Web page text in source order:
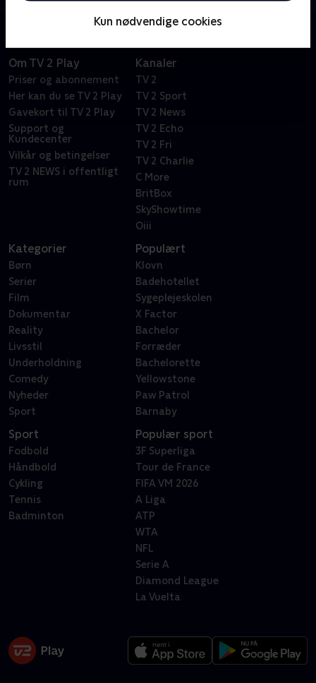
Kun nødvendige cookies
Om TV 2 Play
Priser og abonnement
Her kan du se TV 2 Play
Gavekort til TV 2 Play
Support og
Kundecenter
Vilkår og betingelser
TV 2 NEWS i offentligt
rum
Kanaler
TV 2
TV 2 Sport
TV 2 News
TV 2 Echo
TV 2 Fri
TV 2 Charlie
C More
BritBox
SkyShowtime
Oiii
Kategorier
Børn
Serier
Film
Dokumentar
Reality
Livsstil
Underholdning
Comedy
Nyheder
Sport
Populært
Klovn
Badehotellet
Sygeplejeskolen
X Factor
Bachelor
Forræder
Bachelorette
Yellowstone
Paw Patrol
Barnaby
Sport
Fodbold
Håndbold
Cykling
Tennis
Badminton
Populær sport
3F Superliga
Tour de France
FIFA VM 2026
A Liga
ATP
WTA
NFL
Serie A
Diamond League
La Vuelta